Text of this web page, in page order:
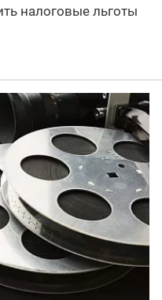
налоговые льготы